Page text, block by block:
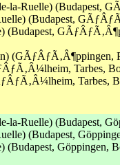
la-Ruelle)
(Budapest,
(Budapest,
Tarbes,
Tarbes,
la-Ruelle) (Budapest,
(Budapest,
(Budapest, Göppingen,